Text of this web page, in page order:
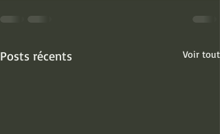
Posts récents Voir tout